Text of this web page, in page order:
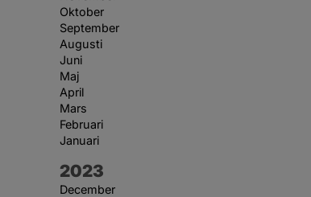
Oktober
September
Augusti
Juni
Maj
April
Mars
Februari
Januari
År:
2023
December